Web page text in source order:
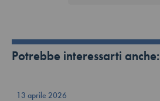
Potrebbe interessarti anche:
13 aprile 2026